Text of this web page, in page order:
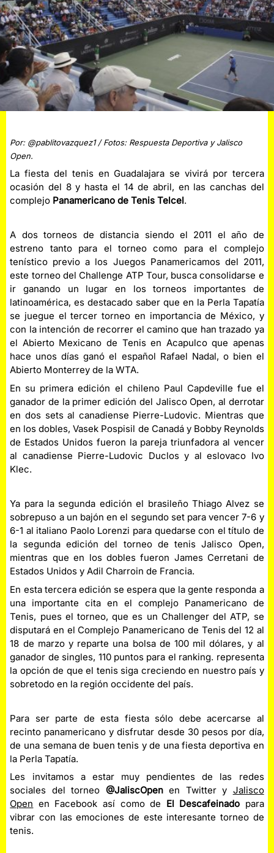
Por: @pablitovazquez1 / Fotos: Respuesta Deportiva y Jalisco
Open.
La fiesta del tenis en Guadalajara se vivirá por tercera
ocasión del 8 y hasta el 14 de abril, en las canchas del
complejo Panamericano de Tenis Telcel.
A dos torneos de distancia siendo el 2011 el año de
estreno tanto para el torneo como para el complejo
tenístico previo a los Juegos Panamericamos del 2011,
este torneo del Challenge ATP Tour, busca consolidarse e
ir ganando un lugar en los torneos importantes de
latinoamérica, es destacado saber que en la Perla Tapatía
se juegue el tercer torneo en importancia de México, y
con la intención de recorrer el camino que han trazado ya
el Abierto Mexicano de Tenis en Acapulco que apenas
hace unos días ganó el español Rafael Nadal, o bien el
Abierto Monterrey de la WTA.
En su primera edición el chileno Paul Capdeville fue el
ganador de la primer edición del Jalisco Open, al derrotar
en dos sets al canadiense Pierre-Ludovic. Mientras que
en los dobles, Vasek Pospisil de Canadá y Bobby Reynolds
de Estados Unidos fueron la pareja triunfadora al vencer
al canadiense Pierre-Ludovic Duclos y al eslovaco Ivo
Klec.
Ya para la segunda edición el brasileño Thiago Alvez se
sobrepuso a un bajón en el segundo set para vencer 7-6 y
6-1 al italiano Paolo Lorenzi para quedarse con el título de
la segunda edición del torneo de tenis Jalisco Open,
mientras que en los dobles fueron James Cerretani de
Estados Unidos y Adil Charroin de Francia.
En esta tercera edición se espera que la gente responda a
una importante cita en el complejo Panamericano de
Tenis, pues el torneo, que es un Challenger del ATP, se
disputará en el Complejo Panamericano de Tenis del 12 al
18 de marzo y reparte una bolsa de 100 mil dólares, y al
ganador de singles, 110 puntos para el ranking. representa
la opción de que el tenis siga creciendo en nuestro país y
sobretodo en la región occidente del país.
Para ser parte de esta fiesta sólo debe acercarse al
recinto panamericano y disfrutar desde 30 pesos por día,
de una semana de buen tenis y de una fiesta deportiva en
la Perla Tapatía.
Les invitamos a estar muy pendientes de las redes
sociales del torneo @JaliscOpenen Twitter y Jalisco
Open en Facebook así como de El Descafeinado para
vibrar con las emociones de este interesante torneo de
tenis.